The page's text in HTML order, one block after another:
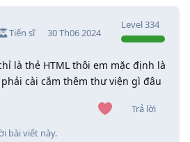
Tiến sĩ
Level334
30 Th06 2024
là thẻ HTML thôi em mặc định là
cài cắm thêm thư viện gì đâu
Trả lời
bài viết này.